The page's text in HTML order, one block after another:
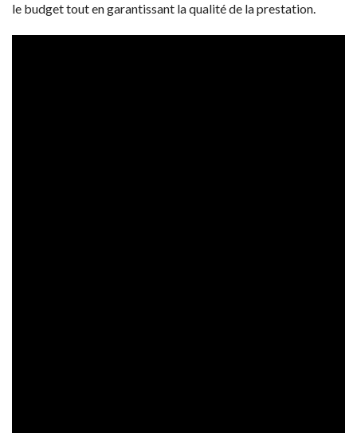
le budget tout en garantissant la qualité de la prestation.